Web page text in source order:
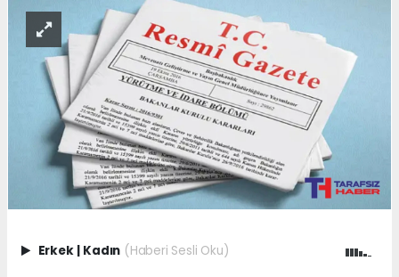
Erkek | Kadın (Haberi Sesli Oku)